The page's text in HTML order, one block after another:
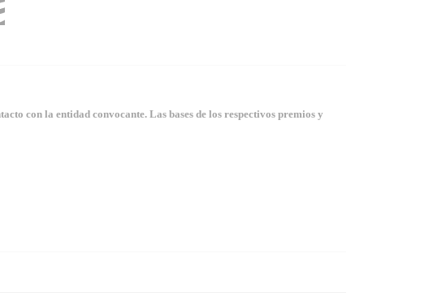
con la entidad convocante. Las bases de los respectivos premios y